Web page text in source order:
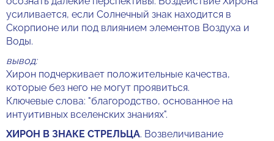
усиливается, если Солнечный знак находится в
Скорпионе или под влиянием элементов Воздуха и
Воды.
вывод:
Хирон подчеркивает положительные качества,
которые без него не могут проявиться.
Ключевые слова: "благородство, основанное на
интуитивных вселенских знаниях".
ХИРОН В ЗНАКЕ СТРЕЛЬЦА. Возвеличивание